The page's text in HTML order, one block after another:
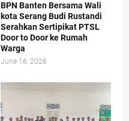
BPN Banten Bersama Wali
kota Serang Budi Rustandi
Serahkan Sertipikat PTSL
Door to Door ke Rumah
Warga
June 16, 2026